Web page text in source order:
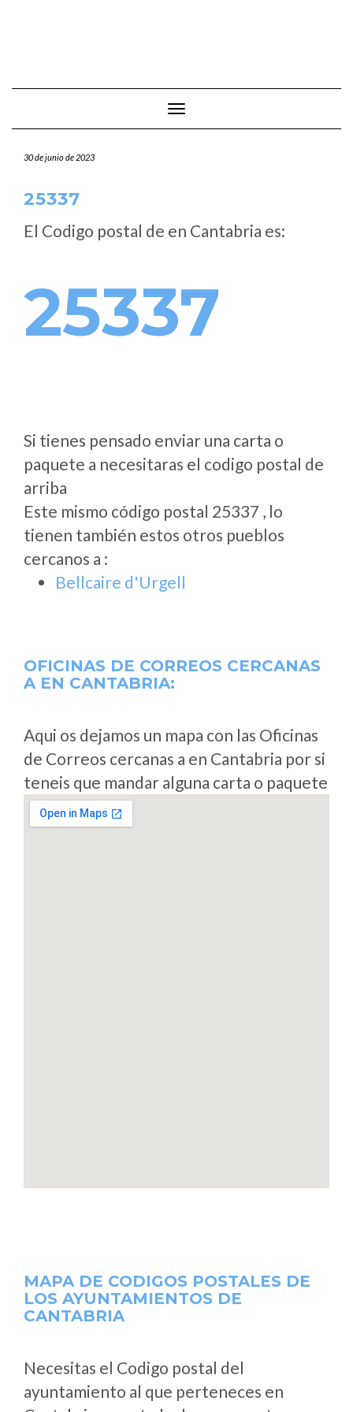
Cambiar modo de navegación
30 de junio de 2023
25337
El Codigo postal de en Cantabria es:
25337
Si tienes pensado enviar una carta o
paquete a necesitaras el codigo postal de
arriba
Este mismo código postal 25337 , lo
tienen también estos otros pueblos
cercanos a :
Bellcaire d'Urgell
OFICINAS DE CORREOS CERCANAS
A EN CANTABRIA:
Aqui os dejamos un mapa con las Oficinas
de Correos cercanas a en Cantabria por si
teneis que mandar alguna carta o paquete
MAPA DE CODIGOS POSTALES DE
LOS AYUNTAMIENTOS DE
CANTABRIA
Necesitas el Codigo postal del
ayuntamiento al que perteneces en